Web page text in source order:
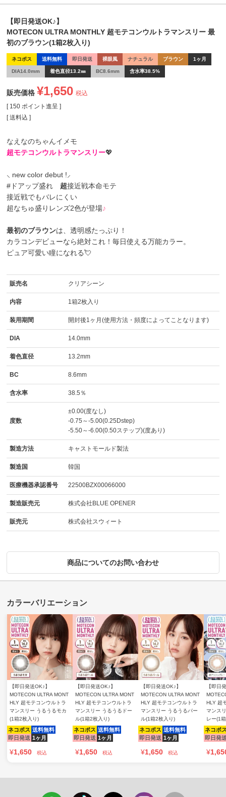
【即日発送OK♪】
MOTECON ULTRA MONTHLY 超モテコンウルトラマンスリー 最
初のブラウン(1箱2枚入り)
ネコポス 送料無料 即日発送 裸眼風 ナチュラル ブラウン 1ヶ月
DIA14.0mm 着色直径13.2㎜ BC8.6mm 含水率38.5%
販売価格 ¥1,650 税込
[ 150 ポイント進呈 ]
送料込
なえなのちゃんイメモ
超モテコンウルトラマンスリー💖
⸜ new color debut !⸝
#ドアップ盛れ 超接近戦本命モテ
接近戦でもバレにくい
超なちゅ盛りレンズ2色が登場♪
最初のブラウンは、透明感たっぷり！
カラコンデビューなら絶対これ！毎日使える万能カラー。
ピュア可愛い瞳になれる💘
販売名 クリアシーン
内容 1箱2枚入り
装用期間 開封後1ヶ月(使用方法・頻度によってことなります)
DIA 14.0mm
着色直径 13.2mm
BC 8.6mm
含水率 38.5％
度数
±0.00(度なし)
-0.75～-5.00(0.25Dstep)
-5.50～-6.00(0.50ステップ)(度あり)
製造方法 キャストモールド製法
製造国 韓国
医療機器承認番号 22500BZX00066000
製造販売元 株式会社BLUE OPENER
販売元 株式会社スウィート
商品についてのお問い合わせ
【即日発送OK♪】
MOTECON ULTRA MONT
HLY 超モテコンウルトラ
マンスリー うるうるモカ
(1箱2枚入り)
ネコポス 送料無料
即日発送 1ヶ月
¥1,650 税込
【即日発送OK♪】
MOTECON ULTRA MONT
HLY 超モテコンウルトラ
マンスリー うるうるドー
ル(1箱2枚入り)
ネコポス 送料無料
即日発送 1ヶ月
¥1,650 税込
【即日発送OK♪】
MOTECON ULTRA MONT
HLY 超モテコンウルトラ
マンスリー うるうるパー
ル(1箱2枚入り)
ネコポス 送料無料
即日発送 1ヶ月
¥1,650 税込
【即日
HLY 超
マンス
レー(1
ネコポ
即日発
¥